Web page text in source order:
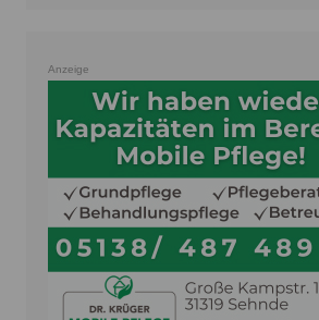
Anzeige